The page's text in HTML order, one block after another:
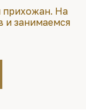
прихожан. На
и занимаемся